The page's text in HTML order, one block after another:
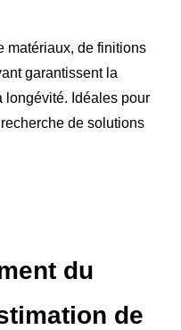
matériaux, de finitions
garantissent la
longévité. Idéales pour
de solutions
du
de